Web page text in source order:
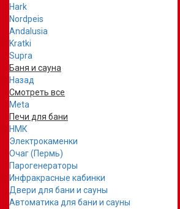
Hark
Nordpeis
Andalusia
Kratki
Supra
Баня и сауна
Назад
Смотреть все
Meta
Печи для бани
НМК
Электрокаменки
Очаг (Пермь)
Парогенераторы
Инфракрасные кабинки
Двери для бани и сауны
Автоматика для бани и сауны